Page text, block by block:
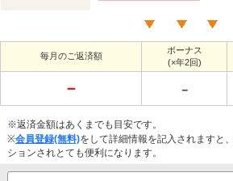
毎月のご返済額
ボーナス
(×年2回)
－ －
※返済金額はあくまでも目安です。
※会員登録(無料)をして詳細情報を記入されますと
ションされとても便利になります。